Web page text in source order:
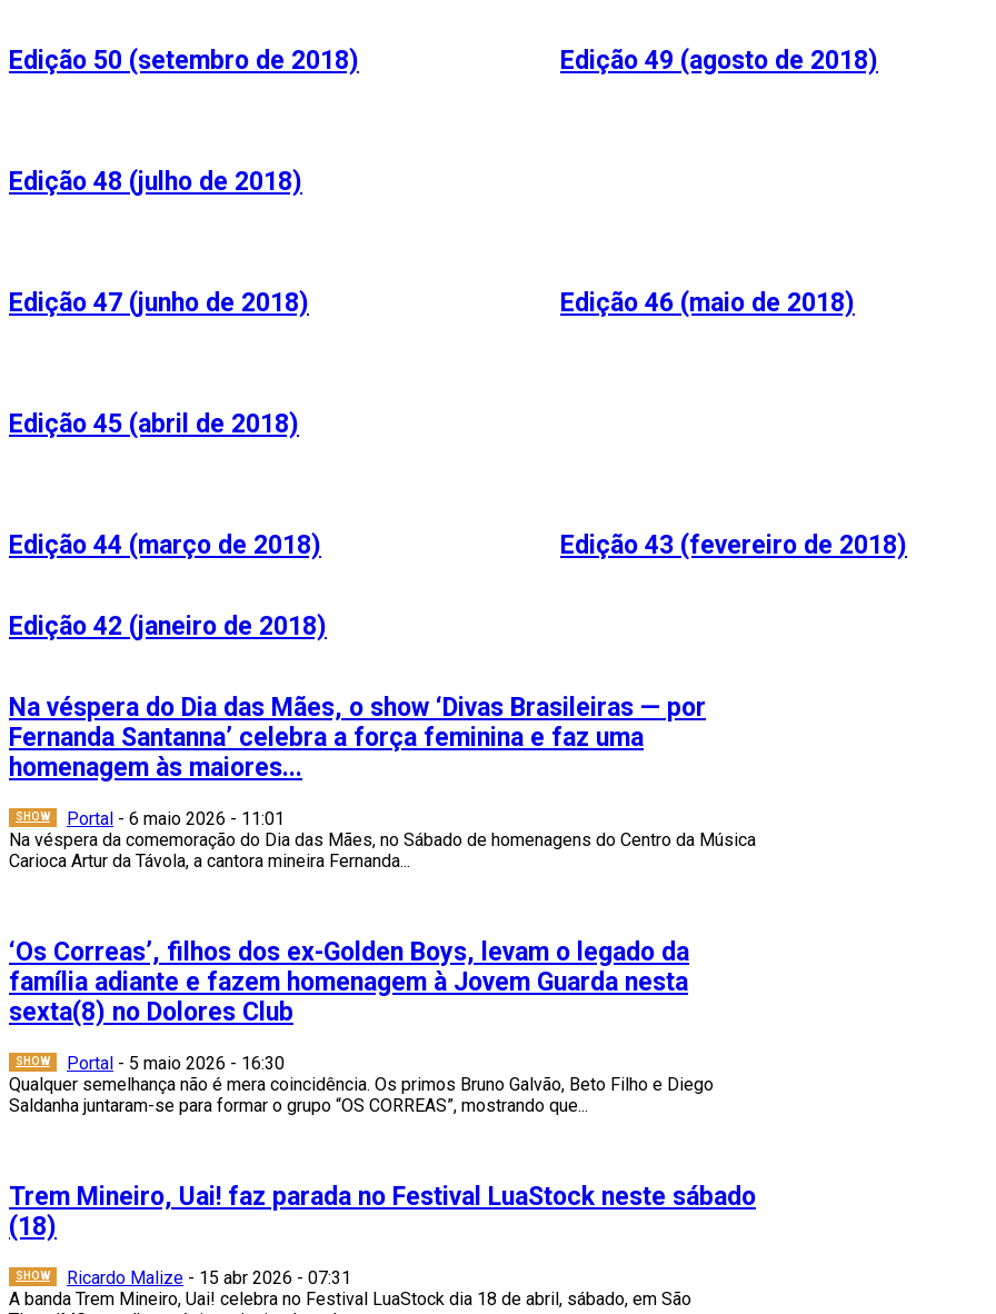
Edição 50 (setembro de 2018) Edição 49 (agosto de 2018)
Edição 48 (julho de 2018)
Edição 47 (junho de 2018) Edição 46 (maio de 2018)
Edição 45 (abril de 2018)
Edição 44 (março de 2018) Edição 43 (fevereiro de 2018)
Edição 42 (janeiro de 2018)
Na véspera do Dia das Mães, o show ‘Divas Brasileiras — por
Fernanda Santanna’ celebra a força feminina e faz uma
homenagem às maiores...
SHOW Portal - 6 maio 2026 - 11:01
Na véspera da comemoração do Dia das Mães, no Sábado de homenagens do Centro da Música
Carioca Artur da Távola, a cantora mineira Fernanda...
‘Os Correas’, filhos dos ex-Golden Boys, levam o legado da
família adiante e fazem homenagem à Jovem Guarda nesta
sexta(8) no Dolores Club
SHOW Portal - 5 maio 2026 - 16:30
Qualquer semelhança não é mera coincidência. Os primos Bruno Galvão, Beto Filho e Diego
Saldanha juntaram-se para formar o grupo “OS CORREAS”, mostrando que...
Trem Mineiro, Uai! faz parada no Festival LuaStock neste sábado
(18)
SHOW Ricardo Malize - 15 abr 2026 - 07:31
A banda Trem Mineiro, Uai! celebra no Festival LuaStock dia 18 de abril, sábado, em São